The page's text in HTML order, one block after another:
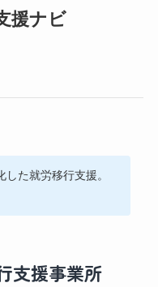
援ナビ
た就労移行支援。
支援事業所